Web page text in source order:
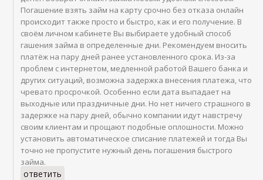
Погашениe взять займ на карту срочно без отказа онлайн
происходит также просто и быстро, как и его получение. В
своём личном кабинете Вы выбираете удобный способ
гашения займа в определенные дни. Рекомендуем вносить
платёж на пару дней ранее установленного срока. Из-за
проблем с интернетом, медленной работой Вашего банка и
других ситуаций, возможна задержка внесения платежа, что
чревато просрочкой. Особенно если дата выпадает на
выходные или праздничные дни. Но нет ничего страшного в
задержке на пару дней, обычно компании идут навстречу
своим клиентам и прощают подобные оплошности. Можно
установить автоматическое списание платежей и тогда Вы
точно не пропустите нужный день погашения быстрого
займа.
ответить